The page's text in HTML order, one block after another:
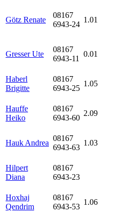
Götz Renate
08167
6943-24
1.01
Gresser Ute
08167
6943-11
0.01
Haberl
Brigitte
08167
6943-25
1.05
Hauffe
Heiko
08167
6943-60
2.09
Hauk Andrea
08167
6943-63
1.03
Hilpert
Diana
08167
6943-23
Hoxhaj
Qendrim
08167
6943-53
1.06